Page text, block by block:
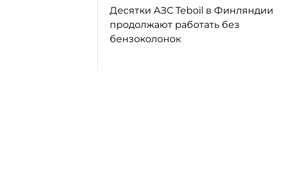
Десятки АЗС Teboil в Финляндии
продолжают работать без
бензоколонок